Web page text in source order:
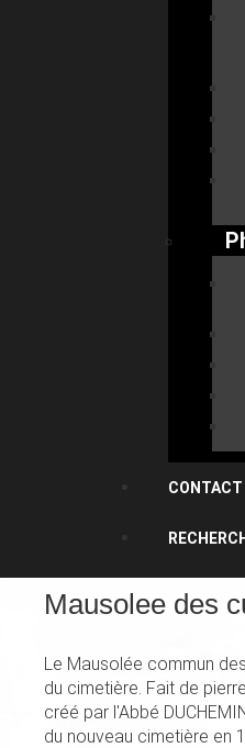
CONTACT
Mausolee des
Le Mausolée commun
du cimetière. Fait de
créé par l'Abbé
du nouveau cimetière en